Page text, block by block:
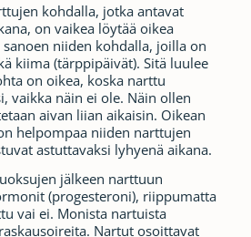
kohdalla, jotka antavat
on vaikea löytää oikea
niiden kohdalla, joilla on
kiima (tärppipäivät). Sitä luulee
on oikea, koska narttu
vaikka näin ei ole. Näin ollen
aivan liian aikaisin. Oikean
helpompaa niiden narttujen
astuttavaksi lyhyenä aikana.
jälkeen narttuun
(progesteroni), riippumatta
vai ei. Monista nartuista
Nartut osoittavat